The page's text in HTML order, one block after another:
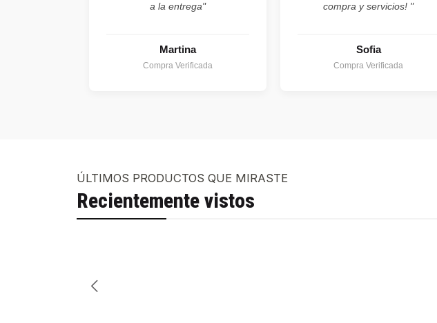
a la entrega"
Martina
Compra Verificada
compra y servicios! "
Sofia
Compra Verificada
ÚLTIMOS PRODUCTOS QUE MIRASTE
Recientemente vistos